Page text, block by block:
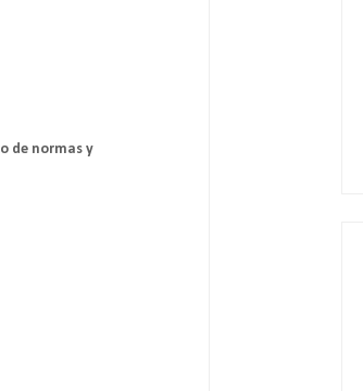
de normas y